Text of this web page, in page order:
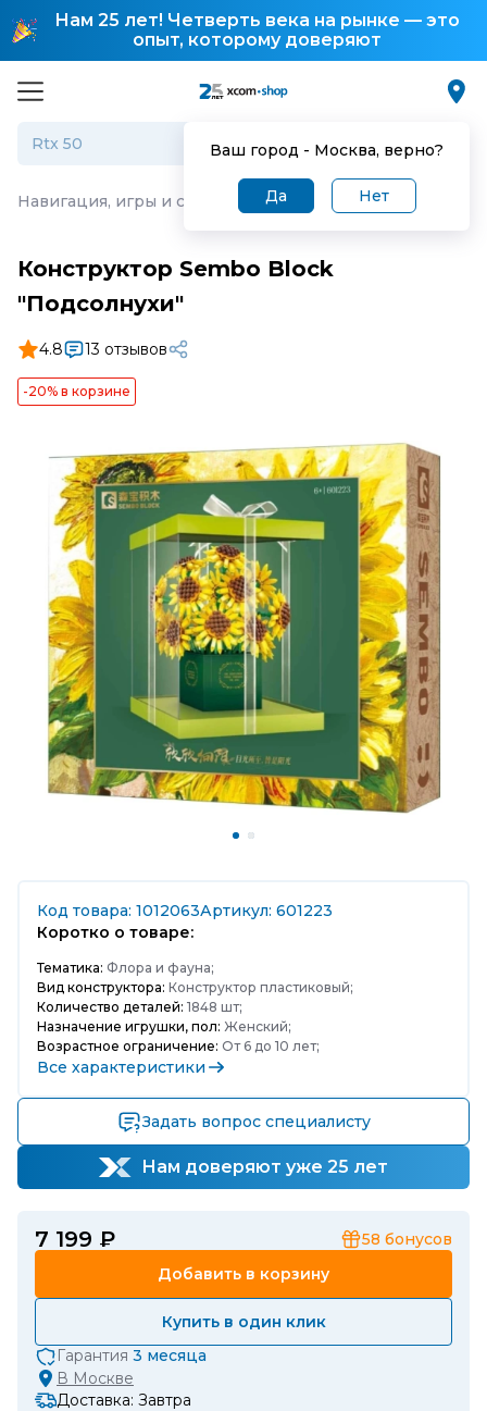
Нам 25 лет! Четверть века на рынке — это
опыт, которому доверяют
Ваш город - Москва, верно?
Да Нет
Навигация, игры и сервисы Конструктор Sembo
Конструктор Sembo Block
"Подсолнухи"
4.8 13 отзывов
-20% в корзине
Код товара: 1012063Артикул: 601223
Коротко о товаре:
Тематика: Флора и фауна;
Вид конструктора: Конструктор пластиковый;
Количество деталей: 1848 шт;
Назначение игрушки, пол: Женский;
Возрастное ограничение: От 6 до 10 лет;
Все характеристики
Задать вопрос специалисту
Нам доверяют уже 25 лет
7 199 ₽ 58 бонусов
Добавить в корзину
Купить в один клик
Гарантия 3 месяца
В Москве
Доставка: Завтра